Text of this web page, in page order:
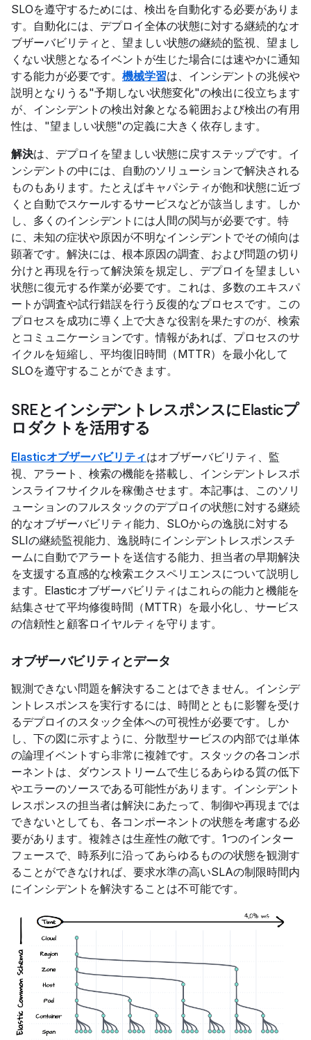
SLOを遵守するためには、検出を自動化する必要がありま
す。自動化には、デプロイ全体の状態に対する継続的なオ
ブザーバビリティと、望ましい状態の継続的監視、望まし
くない状態となるイベントが生じた場合には速やかに通知
する能力が必要です。 機械学習は、インシデントの兆候や
説明となりうる"予期しない状態変化"の検出に役立ちます
が、インシデントの検出対象となる範囲および検出の有用
性は、"望ましい状態"の定義に大きく依存します。
解決は、デプロイを望ましい状態に戻すステップです。イ
ンシデントの中には、自動のソリューションで解決される
ものもあります。たとえばキャパシティが飽和状態に近づ
くと自動でスケールするサービスなどが該当します。しか
し、多くのインシデントには人間の関与が必要です。特
に、未知の症状や原因が不明なインシデントでその傾向は
顕著です。解決には、根本原因の調査、および問題の切り
分けと再現を行って解決策を規定し、デプロイを望ましい
状態に復元する作業が必要です。これは、多数のエキスパ
ートが調査や試行錯誤を行う反復的なプロセスです。この
プロセスを成功に導く上で大きな役割を果たすのが、検索
とコミュニケーションです。情報があれば、プロセスのサ
イクルを短縮し、平均復旧時間（MTTR）を最小化して
SLOを遵守することができます。
SREとインシデントレスポンスにElasticプ
ロダクトを活用する
Elasticオブザーバビリティはオブザーバビリティ、監
視、アラート、検索の機能を搭載し、インシデントレスポ
ンスライフサイクルを稼働させます。本記事は、このソリ
ューションのフルスタックのデプロイの状態に対する継続
的なオブザーバビリティ能力、SLOからの逸脱に対する
SLIの継続監視能力、逸脱時にインシデントレスポンスチ
ームに自動でアラートを送信する能力、担当者の早期解決
を支援する直感的な検索エクスペリエンスについて説明し
ます。Elasticオブザーバビリティはこれらの能力と機能を
結集させて平均修復時間（MTTR）を最小化し、サービス
の信頼性と顧客ロイヤルティを守ります。
オブザーバビリティとデータ
観測できない問題を解決することはできません。インシデ
ントレスポンスを実行するには、時間とともに影響を受け
るデプロイのスタック全体への可視性が必要です。しか
し、下の図に示すように、分散型サービスの内部では単体
の論理イベントすら非常に複雑です。スタックの各コンポ
ーネントは、ダウンストリームで生じるあらゆる質の低下
やエラーのソースである可能性があります。インシデント
レスポンスの担当者は解決にあたって、制御や再現までは
できないとしても、各コンポーネントの状態を考慮する必
要があります。複雑さは生産性の敵です。1つのインター
フェースで、時系列に沿ってあらゆるものの状態を観測す
ることができなければ、要求水準の高いSLAの制限時間内
にインシデントを解決することは不可能です。